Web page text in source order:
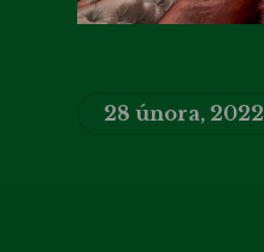
28 února, 2022